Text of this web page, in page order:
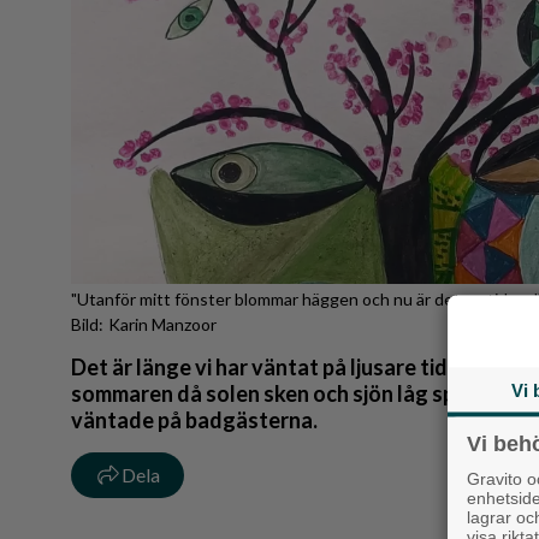
Reportage
Sport
Trafik
"Utanför mitt fönster blommar häggen och nu är det en tid
Karin Manzoor
Det är länge vi har väntat på ljusare tider och
sommaren då solen sken och sjön låg
väntade på badgästerna.
Dela
Vi
Vi
Gravito
lagrar